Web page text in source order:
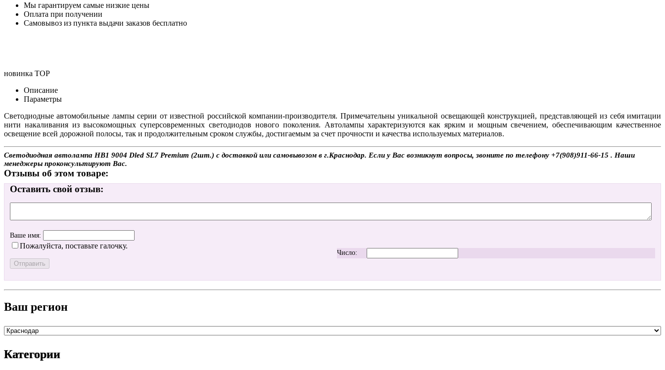
Мы гарантируем самые низкие цены
Оплата при получении
Самовывоз из пункта выдачи заказов бесплатно
новинка TOP
Описание
Параметры
Светодиодные автомобильные лампы серии от известной российской компании-производителя. Примечательны уникальной освещающей конструкцией, представляющей из себя имитации
нити накаливания из высокомощных суперсовременных светодиодов нового поколения. Автолампы характеризуются как ярким и мощным свечением, обеспечивающим качественное
освещение всей дорожной полосы, так и продолжительным сроком службы, достигаемым за счет прочности и качества используемых материалов.
Светодиодная автолампа HB1 9004 Dled SL7 Premium (2шт.) с доставкой или самовывозом в г.Краснодар. Если у Вас возникнут вопросы, звоните по телефону +7(908)911-66-15 . Наши
менеджеры проконсультируют Вас.
Отзывы об этом товаре:
Оставить свой отзыв:
Ваше имя:
Пожалуйста, поставьте галочку.
Число:
Ваш регион
Категории